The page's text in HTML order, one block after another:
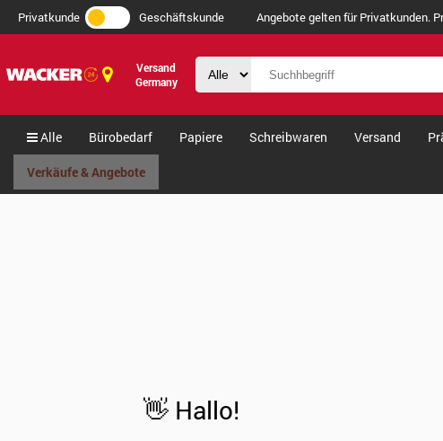
Privatkunde Geschäftskunde Angebote gelten für Privatkunden.
Versand
Germany
Alle Bürobedarf Papiere Schreibwaren Versand
Verkäufe & Angebote
👋 Hallo!